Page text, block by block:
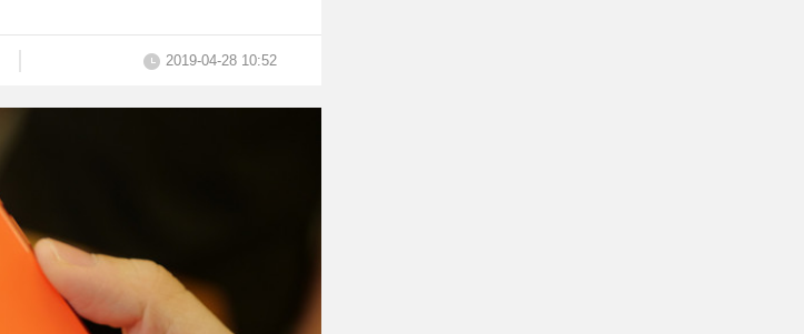
2019-04-28 10:52